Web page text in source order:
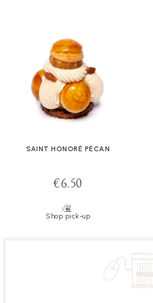
SAINT HONORÉ PÉCAN
€6.50
Shop pick-up